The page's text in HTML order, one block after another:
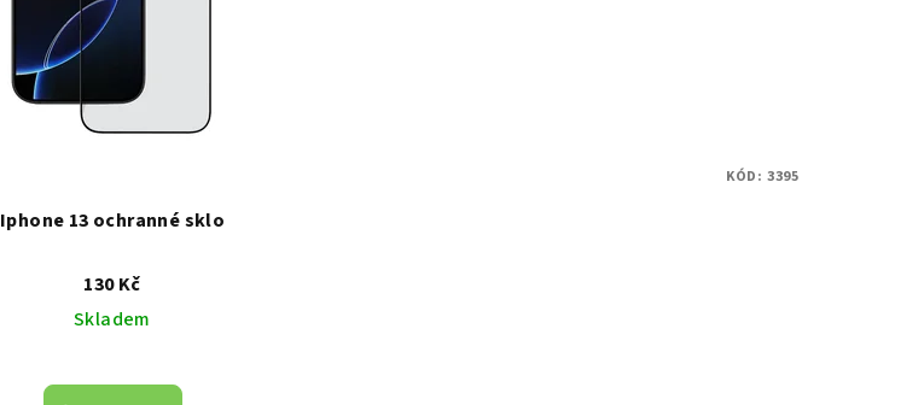
Iphone 13 ochranné sklo
130 Kč
Skladem
KÓD: 3395